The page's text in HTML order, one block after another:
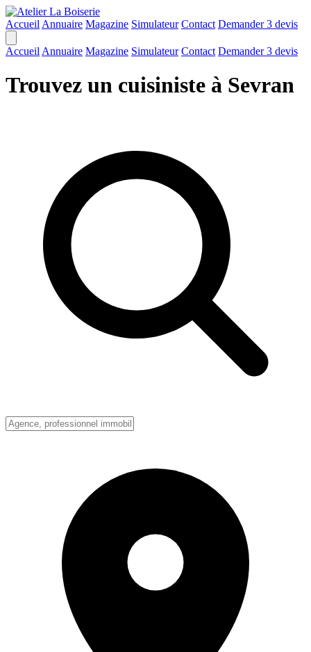
Accueil Annuaire Magazine Simulateur Contact Demander 3 devis
Accueil Annuaire Magazine Simulateur Contact Demander 3 devis
Trouvez un cuisiniste à Sevran